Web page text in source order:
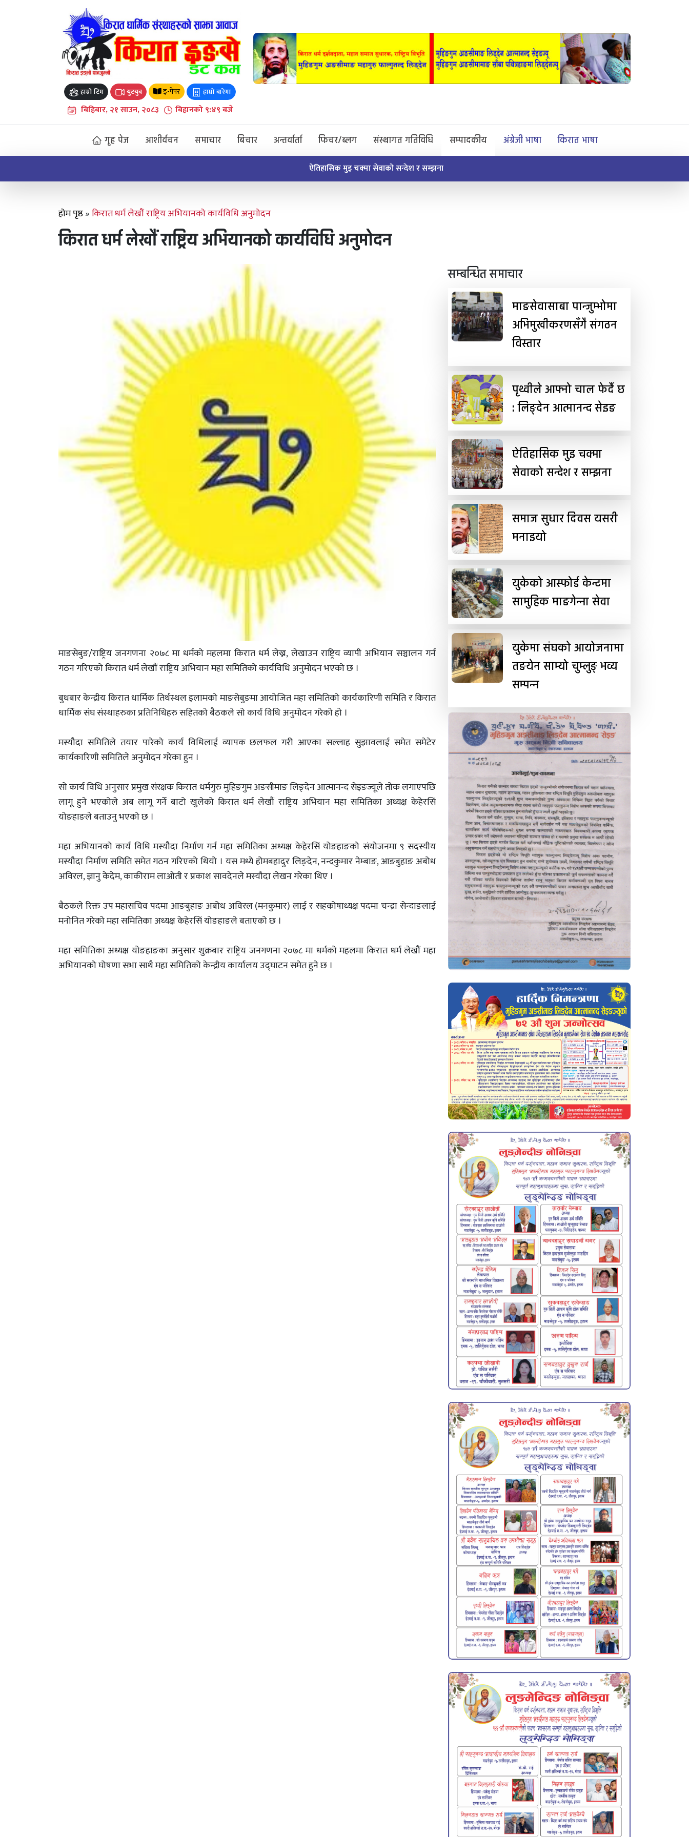
हाम्रो टिम युटयुब इ-पेपर हाम्रो बारेमा
बिहिबार, २१ साउन, २०८३ बिहानको ९:४९ बजे
गृह पेज आशीर्वचन समाचार बिचार अन्तर्वार्ता फिचर/ब्लग संस्थागत गतिविधि सम्पादकीय अंग्रेजी भाषा किरात भाषा
होम पृष्ठ»किरात धर्म लेखौं राष्ट्रिय अभियानको कार्यविधि अनुमोदन
किरात धर्म लेखौं राष्ट्रिय अभियानको कार्यविधि अनुमोदन
माङसेबुङ/राष्ट्रिय जनगणना २०७८ मा धर्मको महलमा किरात धर्म लेख्न, लेखाउन राष्ट्रिय व्यापी अभियान सञ्चालन गर्न
गठन गरिएको किरात धर्म लेखौं राष्ट्रिय अभियान महा समितिको कार्यविधि अनुमोदन भएको छ ।
बुधबार केन्द्रीय किरात धार्मिक तिर्थस्थल इलामको माङसेबुङमा आयोजित महा समितिको कार्यकारिणी समिति र किरात
धार्मिक संघ संस्थाहरुका प्रतिनिधिहरु सहितको बैठकले सो कार्य विधि अनुमोदन गरेको हो ।
मस्यौदा समितिले तयार पारेको कार्य विधिलाई व्यापक छलफल गरी आएका सल्लाह सुझावलाई समेत समेटेर
कार्यकारिणी समितिले अनुमोदन गरेका हुन ।
सो कार्य विधि अनुसार प्रमुख संरक्षक किरात धर्मगुरु मुहिङगुम अङसीमाङ लिङ्देन आत्मानन्द सेइङज्यूले तोक लगाएपछि
लागू हुने भएकोले अब लागू गर्ने बाटो खुलेको किरात धर्म लेखौं राष्ट्रिय अभियान महा समितिका अध्यक्ष केहेरसिं
योङहाङले बताउनु भएको छ ।
महा अभियानको कार्य विधि मस्यौदा निर्माण गर्न महा समितिका अध्यक्ष केहेरसिं योङहाङको संयोजनमा ९ सदस्यीय
मस्यौदा निर्माण समिति समेत गठन गरिएको थियो । यस मध्ये होमबहादुर लिङ्देन, नन्दकुमार नेम्बाङ, आङबुहाङ अबोध
अविरल, ज्ञानु केदेम, काकीराम लाओती र प्रकाश सावदेनले मस्यौदा लेखन गरेका थिए ।
बैठकले रिक्त उप महासचिव पदमा आङबुहाङ अबोध अविरल (मनकुमार) लाई र सहकोषाध्यक्ष पदमा चन्द्रा सेन्दाङलाई
मनोनित गरेको महा समितिका अध्यक्ष केहेरसिं योङहाङले बताएको छ ।
महा समितिका अध्यक्ष योङहाङका अनुसार शुक्रबार राष्ट्रिय जनगणना २०७८ मा धर्मको महलमा किरात धर्म लेखौं महा
अभियानको घोषणा सभा साथै महा समितिको केन्द्रीय कार्यालय उद्घाटन समेत हुने छ ।
सम्बन्धित समाचार
माङसेवासाबा पान्जुम्भोमा
अभिमुखीकरणसँगै संगठन
विस्तार
पृथ्वीले आफ्नो चाल फेर्दै छ
: लिङ्देन आत्मानन्द सेइङ
ऐतिहासिक मुइ चक्मा
सेवाको सन्देश र सम्झना
समाज सुधार दिवस यसरी
मनाइयो
युकेको आस्फोर्ड केन्टमा
सामुहिक माङगेन्ना सेवा
युकेमा संघको आयोजनामा
तङयेन साम्यो चुम्लुङ् भव्य
सम्पन्न